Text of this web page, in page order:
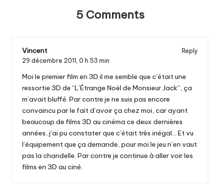
5 Comments
Vincent
Reply
29 décembre 2011, 0 h 53 min
Moi le premier film en 3D il me semble que c’était une
ressortie 3D de “L’Étrange Noël de Monsieur Jack”, ça
m’avait bluffé. Par contre je ne suis pas encore
convaincu par le fait d’avoir ça chez moi, car ayant
beaucoup de films 3D au cinéma ce deux dernières
années, j’ai pu constater que c’était très inégal… Et vu
l’équipement que ça demande, pour moi le jeu n’en vaut
pas la chandelle. Par contre je continue à aller voir les
films en 3D au ciné.